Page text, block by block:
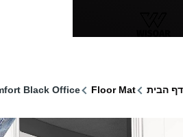
Floor Mat PU Comfort Black Office שטיחון מטבח נגד עייפות